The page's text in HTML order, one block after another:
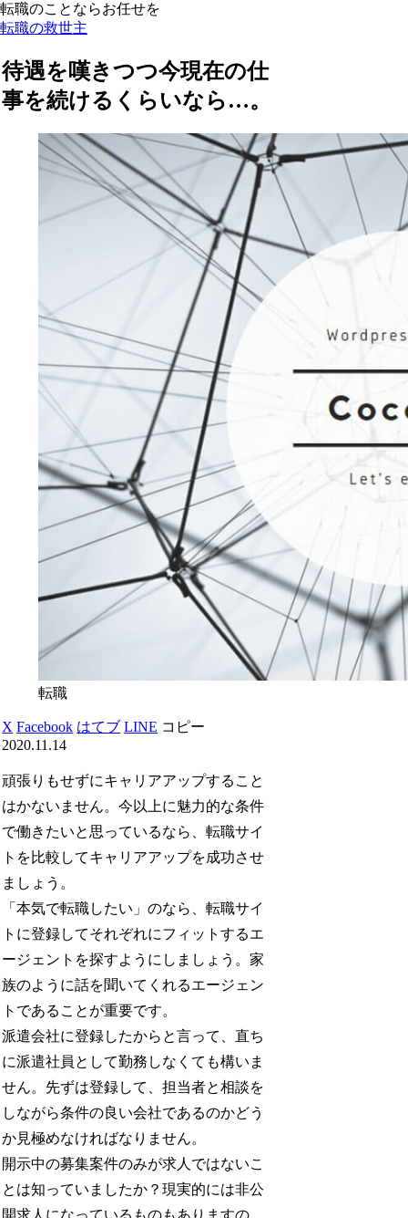
転職のことならお任せを
転職の救世主
待遇を嘆きつつ今現在の仕
事を続けるくらいなら…。
転職
X Facebook はてブ LINE コピー
2020.11.14
頑張りもせずにキャリアアップすること
はかないません。今以上に魅力的な条件
で働きたいと思っているなら、転職サイ
トを比較してキャリアアップを成功させ
ましょう。
「本気で転職したい」のなら、転職サイ
トに登録してそれぞれにフィットするエ
ージェントを探すようにしましょう。家
族のように話を聞いてくれるエージェン
トであることが重要です。
派遣会社に登録したからと言って、直ち
に派遣社員として勤務しなくても構いま
せん。先ずは登録して、担当者と相談を
しながら条件の良い会社であるのかどう
か見極めなければなりません。
開示中の募集案件のみが求人ではないこ
とは知っていましたか？現実的には非公
開求人になっているものもありますの